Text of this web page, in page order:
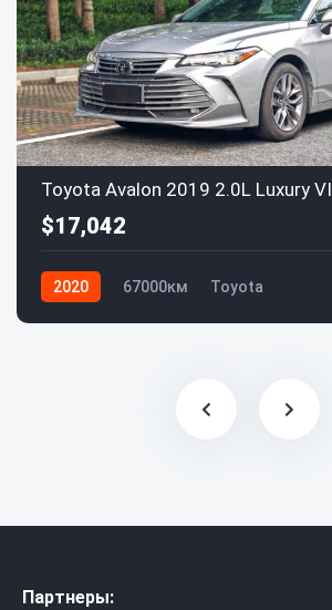
Toyota Avalon 2019 2.0L Luxury VI
$17,042
2020 67000км Toyota
Партнеры: